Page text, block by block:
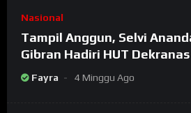
Nasional
Tampil Anggun, Selvi
Gibran Hadiri HUT
Fayra 4 Minggu Ago